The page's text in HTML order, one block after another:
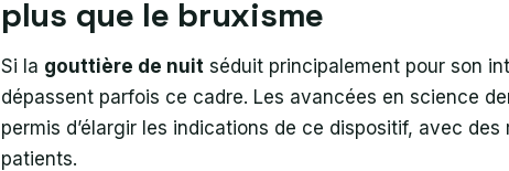
plus que le bruxisme
Si la gouttière de nuit séduit principalement pour son
dépassent parfois ce cadre. Les avancées en science
permis d’élargir les indications de ce dispositif, avec
patients.